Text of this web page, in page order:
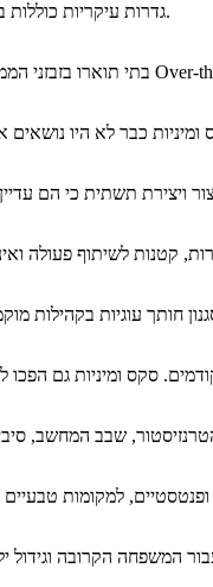
גדרות עיקריות כוללות בערים גדולות.